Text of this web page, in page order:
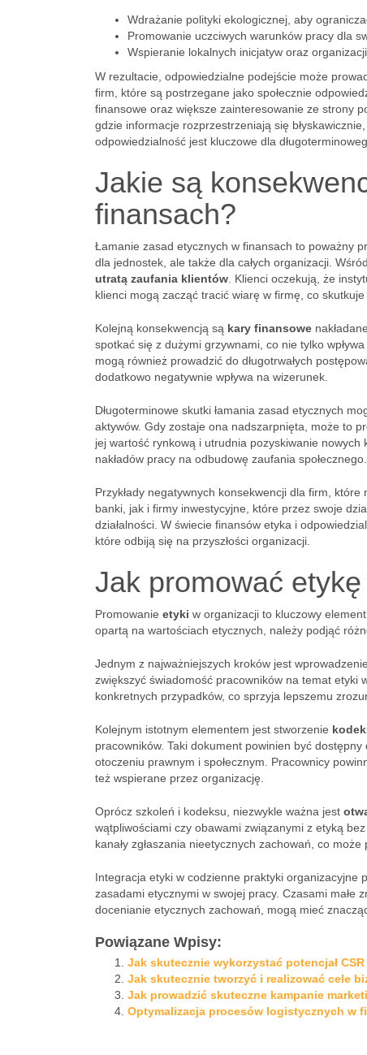
Wdrażanie polityki ekologicznej, aby
Promowanie uczciwych warunków pracy dla
Wspieranie lokalnych inicjatyw oraz
W rezultacie, odpowiedzialne podejście może
firm, które są postrzegane jako społecznie
finansowe oraz większe zainteresowanie ze strony
gdzie informacje rozprzestrzeniają się
odpowiedzialność jest kluczowe dla
Jakie są
finansach?
Łamanie zasad etycznych w finansach to poważny
dla jednostek, ale także dla całych organizacji.
utratą zaufania klientów . Klienci oczekują, że
klienci mogą zacząć tracić wiarę w firmę, co
Kolejną konsekwencją są kary finansowe
spotkać się z dużymi grzywnami, co nie tylko
mogą również prowadzić do długotrwałych
dodatkowo negatywnie wpływa na wizerunek.
Długoterminowe skutki łamania zasad etycznych
aktywów. Gdy zostaje ona nadszarpnięta, może to
jej wartość rynkową i utrudnia pozyskiwanie
nakładów pracy na odbudowę zaufania społecznego.
Przykłady negatywnych konsekwencji dla firm,
banki, jak i firmy inwestycyjne, które przez swoje
działalności. W świecie finansów etyka i
które odbiją się na przyszłości organizacji.
Jak promować
Promowanie etyki w organizacji to kluczowy
opartą na wartościach etycznych, należy podjąć
Jednym z najważniejszych kroków jest wprowadzenie
zwiększyć świadomość pracowników na temat etyki
konkretnych przypadków, co sprzyja lepszemu
Kolejnym istotnym elementem jest stworzenie
pracowników. Taki dokument powinien być
otoczeniu prawnym i społecznym. Pracownicy
też wspierane przez organizację.
Oprócz szkoleń i kodeksu, niezwykle ważna jest
wątpliwościami czy obawami związanymi z etyką
kanały zgłaszania nieetycznych zachowań, co
Integracja etyki w codzienne praktyki organizacyjne
zasadami etycznymi w swojej pracy. Czasami małe
docenianie etycznych zachowań, mogą mieć
Powiązane Wpisy:
Jak skutecznie wykorzystać potencjał
Jak skutecznie tworzyć i realizować cele
Jak prowadzić skuteczne kampanie
Optymalizacja procesów logistycznych w